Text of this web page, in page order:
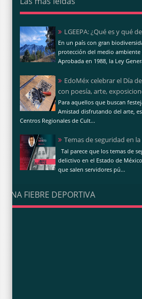
LGEEPA: ¿Qué es y qué
En un país con gran
protección del medio
Aprobada en 1988, la Ley
EdoMéx celebrar el Día
con poesía, arte,
Para aquellos que buscan
Amistad disfrutando del arte,
Centros Regionales de Cult...
Temas de seguridad en
Tal parece que los temas de
delictivo en el Estado de
que salen servidores pú...
UNA FIEBRE DEPORTIVA